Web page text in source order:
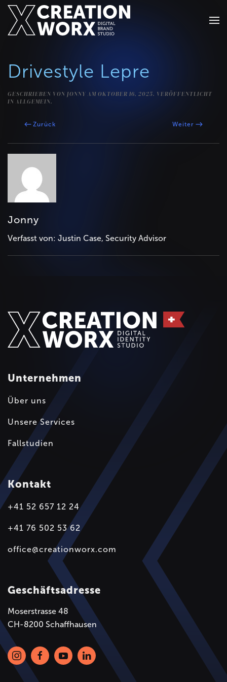
Zum Hauptinhalt springen
Drivestyle Lepre
GESCHRIEBEN VON JONNY AM OKTOBER 16, 2025. VERÖFFENTLICHT
IN ALLGEMEIN.
Zurück Weiter
Jonny
Verfasst von: Justin Case, Security Advisor
Unternehmen
Über uns
Unsere Services
Fallstudien
Kontakt
+41 52 657 12 24
+41 76 502 53 62
office@creationworx.com
Geschäftsadresse
Moserstrasse 48
CH-8200 Schaffhausen